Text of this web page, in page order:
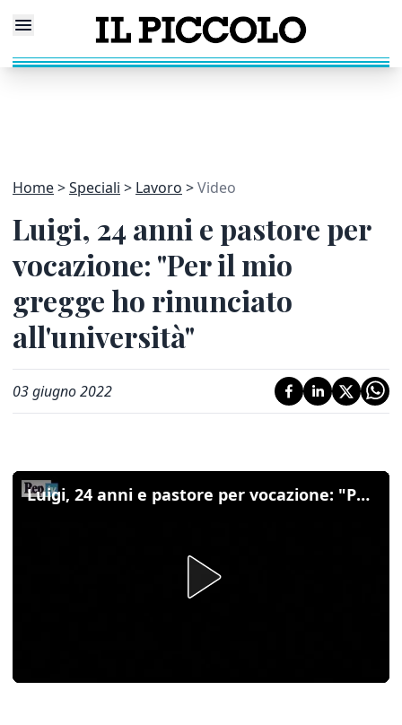
Home Speciali Lavoro Video
Luigi, 24 anni e pastore per
vocazione: "Per il mio
gregge ho rinunciato
all'università"
03 giugno 2022
Luigi, 24 anni e pastore per vocazione: "Per il mio gregge ho rinunciato all'università"